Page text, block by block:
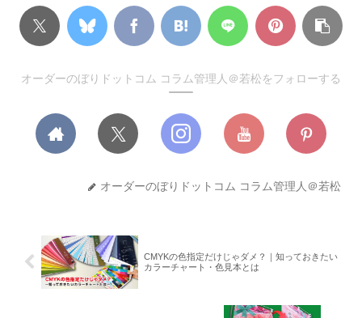
オーダーのぼりドットコム コラム管理人＠若松をフォローする
オーダーのぼりドットコム コラム管理人＠若松
CMYKの色指定だけじゃダメ？｜知っておきたい
カラーチャート・色見本とは